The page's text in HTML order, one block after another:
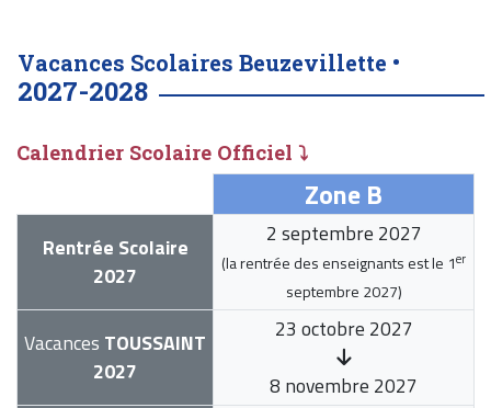
Vacances Scolaires Beuzevillette •
2027-2028
Calendrier Scolaire Officiel ⤵
Zone B
Rentrée Scolaire
2027
2 septembre 2027
(la rentrée des enseignants est le 1er
septembre 2027)
Vacances TOUSSAINT
2027
23 octobre 2027
8 novembre 2027